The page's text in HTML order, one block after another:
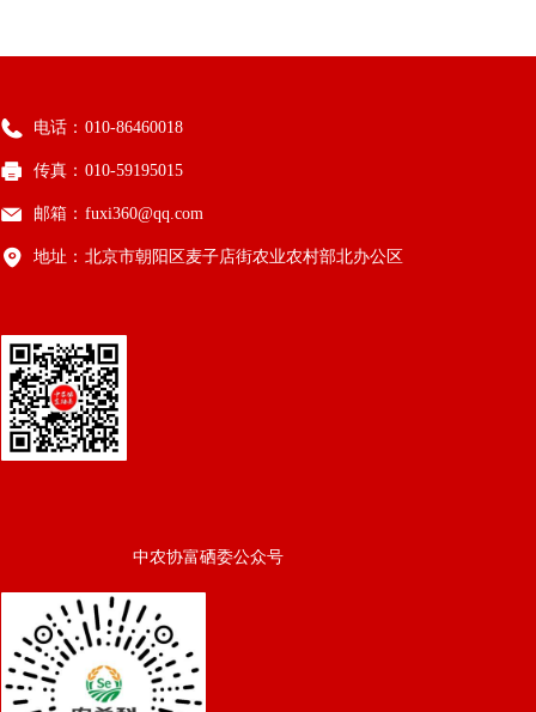
中农协富硒委公众号
电话： 010-86460018
传真： 010-59195015
邮箱： fuxi360@qq.com
地址： 北京市朝阳区麦子店街农业农村部北办公区